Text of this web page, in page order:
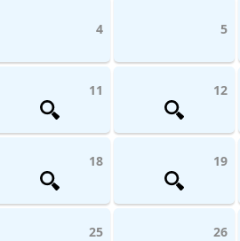
4 5
11 12
18 19
25 26